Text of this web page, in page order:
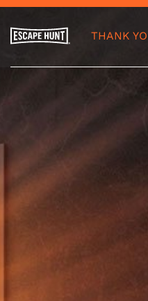
THANK